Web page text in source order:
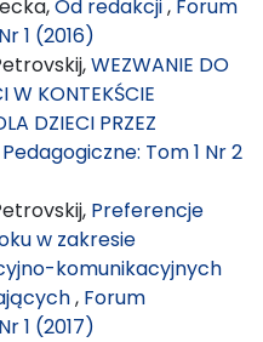
Od redakcji, Forum
1 (2016)
WEZWANIE DO
W KONTEKŚCIE
DZIECI PRZEZ
Tom 1 Nr 2
Preferencje
w zakresie
komunikacyjnych
, Forum
1 (2017)